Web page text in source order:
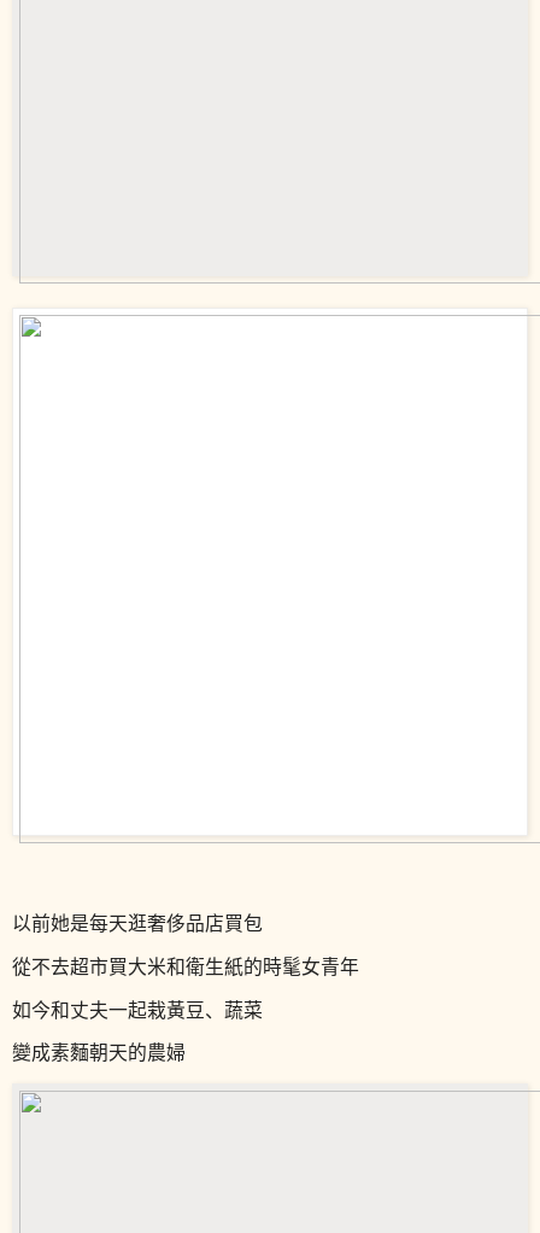
以前她是每天逛奢侈品店買包
從不去超市買大米和衛生紙的時髦女青年
如今和丈夫一起栽黃豆、蔬菜
變成素麵朝天的農婦